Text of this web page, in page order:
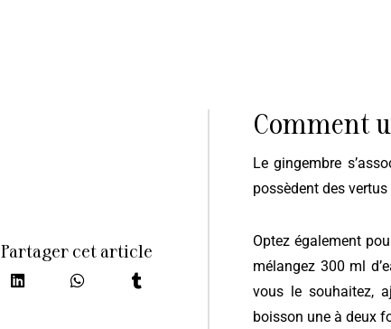
Partager cet article
Comment
Le gingembre s’associe parfaitement avec le citron dans de nombreuses recettes. Tous les deux
possèdent des
Optez également
mélangez 300 ml
vous le souhaitez,
boisson une à deux